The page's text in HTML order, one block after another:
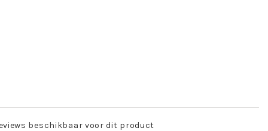
beschikbaar voor dit product